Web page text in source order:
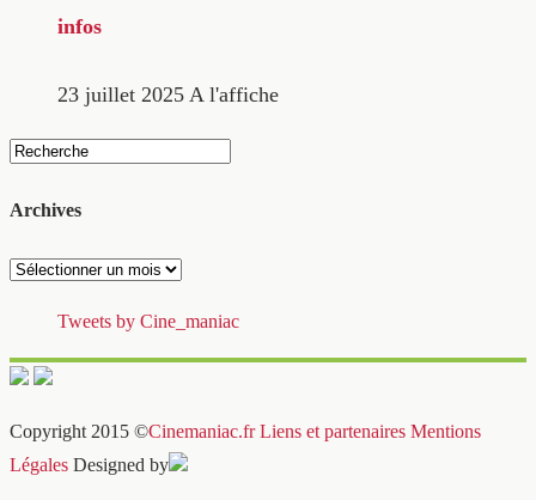
infos
23 juillet 2025 A l'affiche
Archives
Archives
Tweets by Cine_maniac
Copyright 2015 ©Cinemaniac.fr Liens et partenaires Mentions
Légales Designed by